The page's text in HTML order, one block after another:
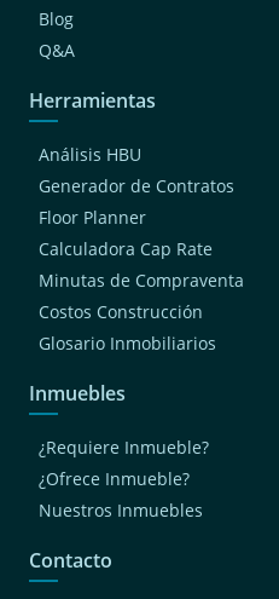
Blog
Q&A
Herramientas
Análisis HBU
Generador de Contratos
Floor Planner
Calculadora Cap Rate
Minutas de Compraventa
Costos Construcción
Glosario Inmobiliarios
Inmuebles
¿Requiere Inmueble?
¿Ofrece Inmueble?
Nuestros Inmuebles
Contacto